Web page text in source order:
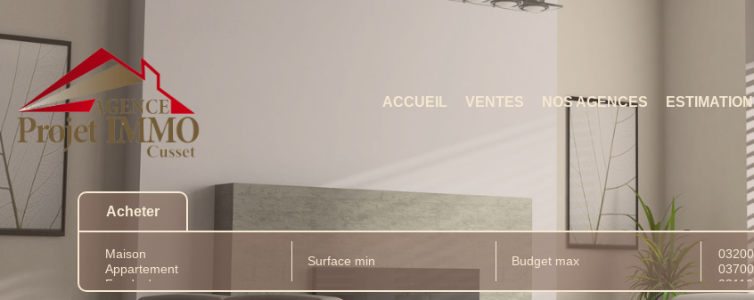
ACCUEIL VENTES NOS AGENCES ESTIMATION
Acheter